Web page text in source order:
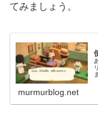
てみましょう。
murmurblog.net